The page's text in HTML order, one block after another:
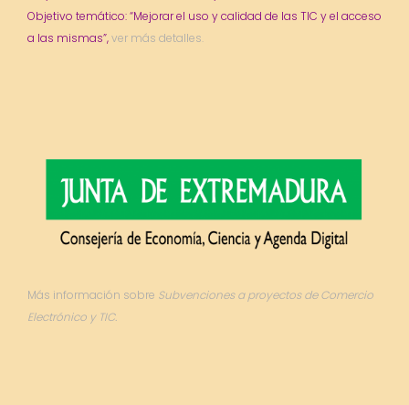
Objetivo temático: “Mejorar el uso y calidad de las TIC y el acceso
a las mismas”,ver más detalles.
Más información sobre Subvenciones a proyectos de Comercio
Electrónico y TIC.